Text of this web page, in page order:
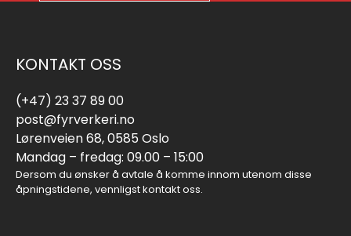
KONTAKT OSS
(+47) 23 37 89 00
post@fyrverkeri.no
Lørenveien 68, 0585 Oslo
Mandag – fredag: 09.00 – 15:00
Dersom du ønsker å avtale å komme innom utenom disse
åpningstidene, vennligst kontakt oss.